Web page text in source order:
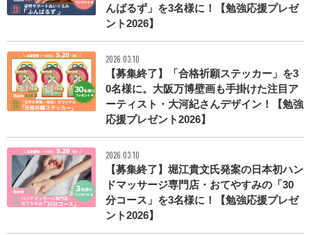
んばるず」を3名様に！【勉強応援プレゼ
ント2026】
2026.03.10
【募集終了】「合格祈願ステッカー」を3
0名様に。大阪万博壁画も手掛けた注目ア
ーティスト・大河紀さんデザイン！【勉強
応援プレゼント2026】
2026.03.10
【募集終了】堀江貴文氏発案の日本初ハン
ドマッサージ専門店・おてやすみの「30
分コース」を3名様に！【勉強応援プレゼ
ント2026】